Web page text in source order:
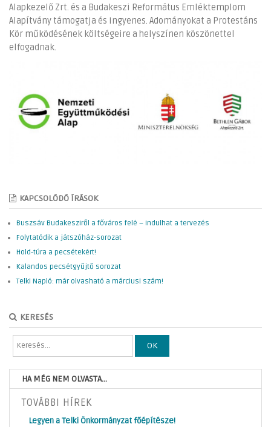
Alapkezelő Zrt. és a Budakeszi Református Emléktemplom
Alapítvány támogatja és ingyenes. Adományokat a Protestáns
Kör működésének költségeire a helyszínen köszönettel
elfogadnak.
KAPCSOLÓDÓ ÍRÁSOK
Buszsáv Budakesziről a főváros felé – indulhat a tervezés
Folytatódik a játszóház-sorozat
Hold-túra a pecsétekért!
Kalandos pecsétgyűjtő sorozat
Telki Napló: már olvasható a márciusi szám!
KERESÉS
OK
HA MÉG NEM OLVASTA...
TOVÁBBI HÍREK
Legyen a Telki Önkormányzat főépítésze!